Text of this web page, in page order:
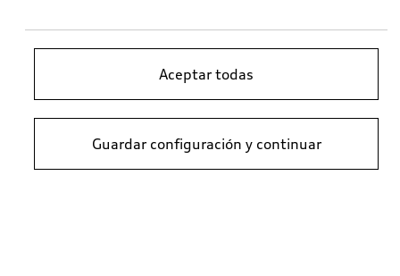
Aceptar todas
Guardar configuración y continuar